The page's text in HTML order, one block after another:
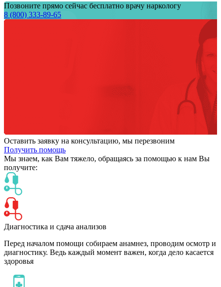
Позвоните прямо сейчас бесплатно врачу наркологу
8 (800) 333-89-65
Оставить заявку на консультацию, мы перезвоним
Получить помощь
Мы знаем, как Вам тяжело, обращаясь за помощью к нам Вы
получите:
Диагностика и сдача анализов
Перед началом помощи собираем анамнез, проводим осмотр и
диагностику. Ведь каждый момент важен, когда дело касается
здоровья